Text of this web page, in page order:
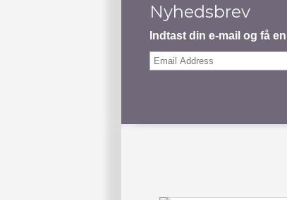
Nyhedsbrev
Indtast din e-mail og få
Email